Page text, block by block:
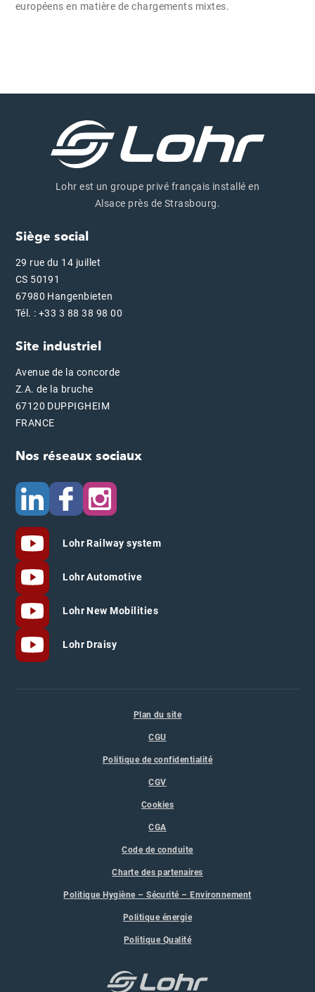
européens en matière de chargements mixtes.
Lohr est un groupe privé français installé en
Alsace près de Strasbourg.
Siège social
29 rue du 14 juillet
CS 50191
67980 Hangenbieten
Tél. : +33 3 88 38 98 00
Site industriel
Avenue de la concorde
Z.A. de la bruche
67120 DUPPIGHEIM
FRANCE
Nos réseaux sociaux
Lohr Railway system
Lohr Automotive
Lohr New Mobilities
Lohr Draisy
Plan du site
CGU
Politique de confidentialité
CGV
Cookies
CGA
Code de conduite
Charte des partenaires
Politique Hygiène – Sécurité – Environnement
Politique énergie
Politique Qualité